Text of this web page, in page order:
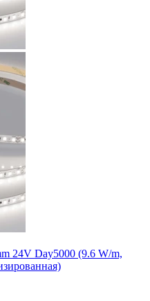
24V Day5000 (9.6 W/m,